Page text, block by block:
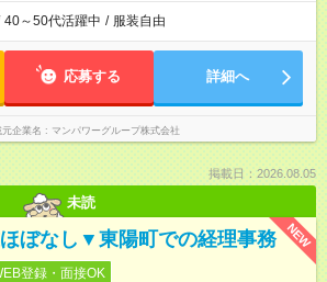
40～50代活躍中 / 服装自由
応募する 詳細へ
元企業名 マンパワーグループ株式会社
掲載日：2026.08.05
未読
NEW
ぼなし▼東陽町での経理事務
登録・面接OK